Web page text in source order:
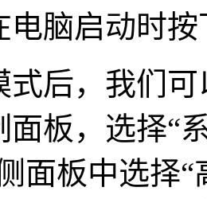
电脑启动时
式后，我们
面板，选择“
面板中选择